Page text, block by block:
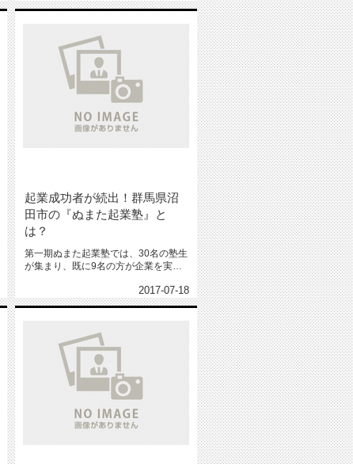
起業成功者が続出！群馬県沼
田市の『ぬまた起業塾』と
は？
第一期ぬまた起業塾では、30名の塾生
が集まり、既に9名の方が企業を実現
2017-07-18